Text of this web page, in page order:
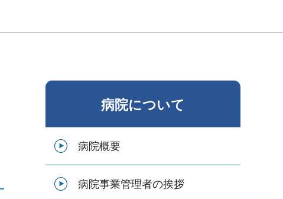
病院について
病院概要
病院事業管理者の挨拶